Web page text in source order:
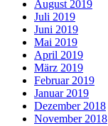
August 2019
Juli 2019
Juni 2019
Mai 2019
April 2019
März 2019
Februar 2019
Januar 2019
Dezember 2018
November 2018